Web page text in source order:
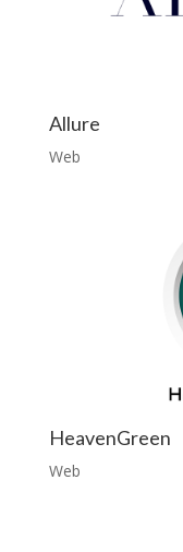
Allure
Web
HeavenGreen
Web